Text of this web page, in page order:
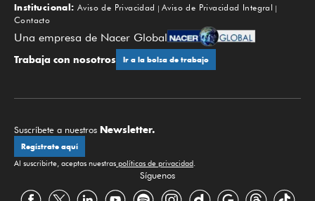
Institucional: Aviso de Privacidad
Aviso de Privacidad Integral
Contacto
Una empresa de Nacer Global
Trabaja con nosotros Ir a la bolsa de trabajo
Suscríbete a nuestros Newsletter.
Regístrate aquí
Al suscribirte, aceptas nuestras políticas de privacidad
Síguenos